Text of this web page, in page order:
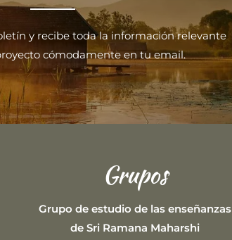
y recibe toda la información relevante
cómodamente en tu email.
Grupos
Grupo de estudio de las enseñanzas
de Sri Ramana Maharshi